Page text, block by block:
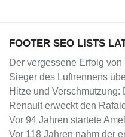
FOOTER SEO LISTS
Der vergessene Erfolg
Sieger des Luftrennens
Hitze und
Renault erweckt den
Vor 94 Jahren startete
Vor 118 Jahren nahm der